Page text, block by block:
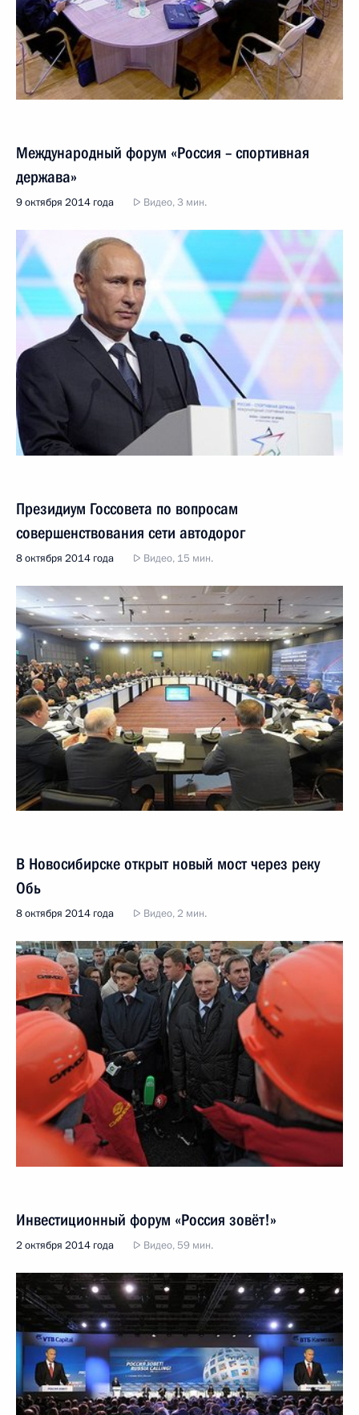
Международный форум «Россия – спортивная
держава»
9 октября 2014 года Видео, 3 мин.
Президиум Госсовета по вопросам
совершенствования сети автодорог
8 октября 2014 года Видео, 15 мин.
В Новосибирске открыт новый мост через реку
Обь
8 октября 2014 года Видео, 2 мин.
Инвестиционный форум «Россия зовёт!»
2 октября 2014 года Видео, 59 мин.